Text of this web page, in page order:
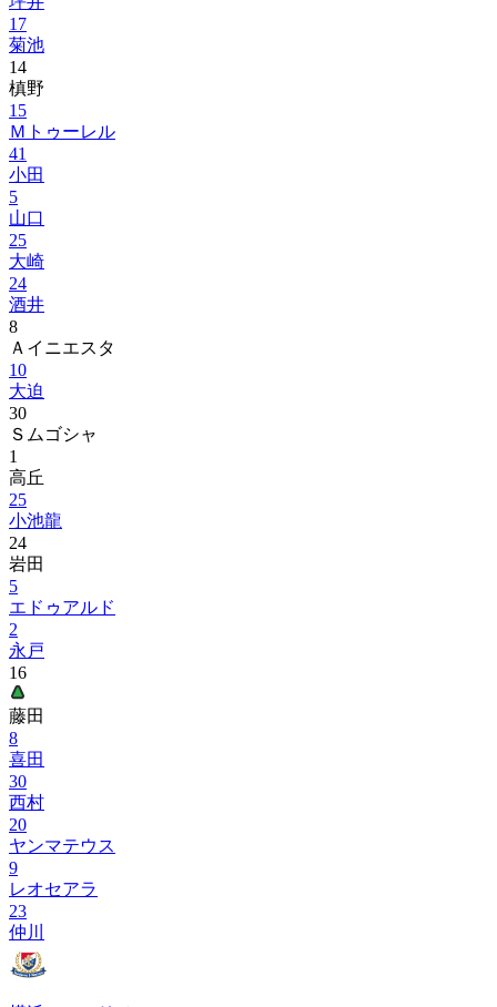
17
菊池
14
槙野
15
Ｍトゥーレル
41
小田
5
山口
25
大崎
24
酒井
8
Ａイニエスタ
10
大迫
30
Ｓムゴシャ
1
高丘
25
小池龍
24
岩田
5
エドゥアルド
2
永戸
16
藤田
8
喜田
30
西村
20
ヤンマテウス
9
レオセアラ
23
仲川